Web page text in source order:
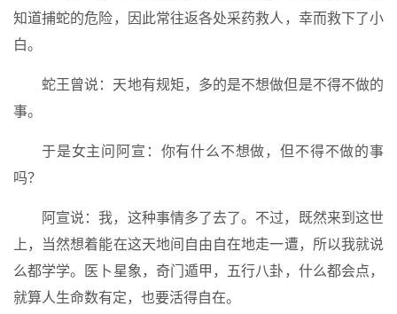
知道捕蛇的危险，因此常往返各处采药救人，幸而救下了小
白。
蛇王曾说：天地有规矩，多的是不想做但是不得不做的
事。
于是女主问阿宣：你有什么不想做，但不得不做的事
吗？
阿宣说：我，这种事情多了去了。不过，既然来到这世
上，当然想着能在这天地间自由自在地走一遭，所以我就说
么都学学。医卜星象，奇门遁甲，五行八卦，什么都会点，
就算人生命数有定，也要活得自在。